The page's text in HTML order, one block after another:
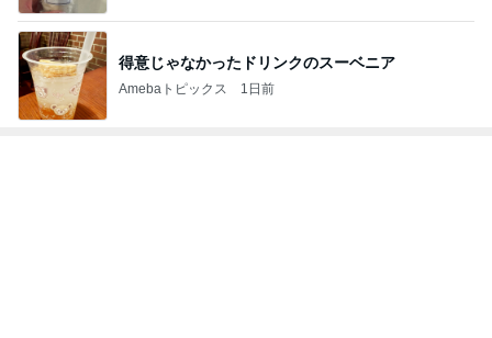
得意じゃなかったドリンクのスーベニア
Amebaトピックス 1日前